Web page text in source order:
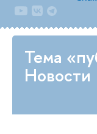
Тема
Новости